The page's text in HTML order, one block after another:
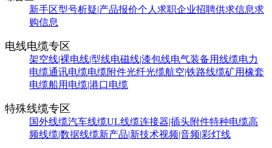
新手区型号析疑|产品报价个人求职企业招聘供求信息求
购信息
电线电缆专区
架空线|裸电线|型线电磁线|漆包线电气装备用线缆电力
电缆通讯电缆电缆附件光纤光缆航空|铁路线缆矿用橡套
电缆船用电缆|港口电缆
特殊线缆专区
国外线缆汽车线缆UL线缆连接器|插头附件特种电缆高
频线缆|数据线缆新产品|新技术视频|音频|彩灯线